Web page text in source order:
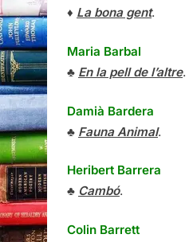
♦ La bona gent.
Maria Barbal
♣ En la pell de l’altre.
Damià Bardera
♣ Fauna Animal.
Heribert Barrera
♣ Cambó.
Colin Barrett